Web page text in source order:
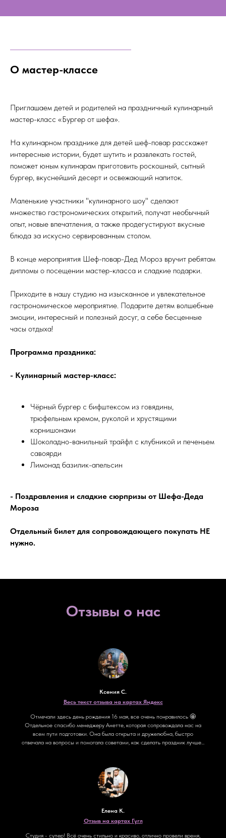
О мастер-классе
Приглашаем детей и родителей на праздничный кулинарный
мастер-класс «Бургер от шефа».
На кулинарном празднике для детей шеф-повар расскажет
интересные истории, будет шутить и развлекать гостей,
поможет юным кулинарам приготовить роскошный, сытный
бургер, вкуснейший десерт и освежающий напиток.
Маленькие участники "кулинарного шоу" сделают
множество гастрономических открытий, получат необычный
опыт, новые впечатления, а также продегустируют вкусные
блюда за искусно сервированным столом.
В конце мероприятия Шеф-повар-Дед Мороз вручит ребятам
дипломы о посещении мастер-класса и сладкие подарки.
Приходите в нашу студию на изысканное и увлекательное
гастрономическое мероприятие. Подарите детям волшебные
эмоции, интересный и полезный досуг, а себе бесценные
часы отдыха!
Программа праздника:
- Кулинарный мастер-класс:
Чёрный бургер с бифштексом из говядины,
трюфельным кремом, руколой и хрустящими
корнишонами
Шоколадно-ванильный трайфл с клубникой и печеньем
савоярди
Лимонад базилик-апельсин
- Поздравления и сладкие сюрпризы от Шефа-Деда
Мороза
Отдельный билет для сопровождающего покупать НЕ
нужно.
Отзывы о нас
Ксения С.
Весь текст отзыва на картах Яндекс
Отмечали здесь день рождения 16 мая, все очень понравилось 🤩
Отдельное спасибо менеджеру Анетте, которая сопровождала нас на
всем пути подготовки. Она была открыта и дружелюбна, быстро
отвечала на вопросы и помогала советами, как сделать праздник лучше...
Елена К.
Отзыв на картах Гугл
Студия - супер! Всё очень стильно и красиво, отлично провели время,